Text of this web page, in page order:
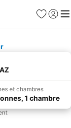
Favoris
Se
et chambres
1 chambre